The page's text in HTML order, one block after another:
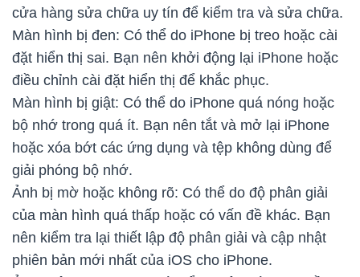
cửa hàng sửa chữa uy tín để kiểm tra và sửa chữa.
Màn hình bị đen: Có thể do iPhone bị treo hoặc cài
đặt hiển thị sai. Bạn nên khởi động lại iPhone hoặc
điều chỉnh cài đặt hiển thị để khắc phục.
Màn hình bị giật: Có thể do iPhone quá nóng hoặc
bộ nhớ trong quá ít. Bạn nên tắt và mở lại iPhone
hoặc xóa bớt các ứng dụng và tệp không dùng để
giải phóng bộ nhớ.
Ảnh bị mờ hoặc không rõ: Có thể do độ phân giải
của màn hình quá thấp hoặc có vấn đề khác. Bạn
nên kiểm tra lại thiết lập độ phân giải và cập nhật
phiên bản mới nhất của iOS cho iPhone.